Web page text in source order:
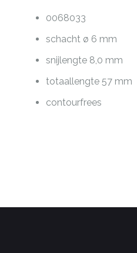
0068033
schacht ø 6 mm
snijlengte 8,0 mm
totaallengte 57 mm
contourfrees